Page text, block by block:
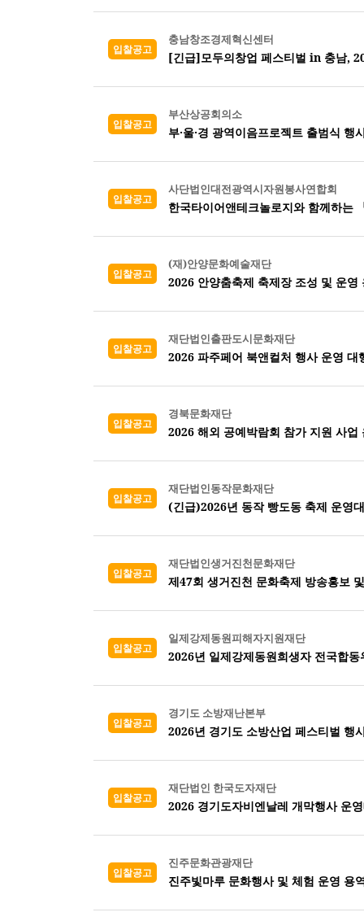
입찰공고
충남창조경제혁신센터
[긴급]모두의창업 페스티벌 in 충남,
입찰공고
부산상공회의소
부·울·경 광역이음프로젝트 출범식 행
입찰공고
사단법인대전광역시자원봉사연합회
한국타이어앤테크놀로지와 함께하는
입찰공고
(재)안양문화예술재단
2026 안양춤축제 축제장 조성 및 운영
입찰공고
재단법인출판도시문화재단
2026 파주페어 북앤컬처 행사 운영 대
입찰공고
경북문화재단
2026 해외 공예박람회 참가 지원 사업
입찰공고
재단법인동작문화재단
(긴급)2026년 동작 빵도동 축제 운영
입찰공고
재단법인생거진천문화재단
제47회 생거진천 문화축제 방송홍보
입찰공고
일제강제동원피해자지원재단
2026년 일제강제동원희생자 전국합
입찰공고
경기도 소방재난본부
2026년 경기도 소방산업 페스티벌 행
입찰공고
재단법인 한국도자재단
2026 경기도자비엔날레 개막행사 운
입찰공고
진주문화관광재단
진주빛마루 문화행사 및 체험 운영 용